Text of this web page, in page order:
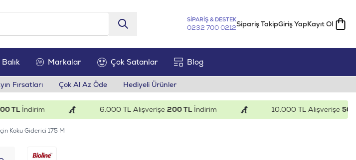
SİPARİŞ & DESTEK
0232 700 0212Sipariş TakipGiriş YapKayıt Ol
Balık Markalar Çok Satanlar Blog
Fırsatları Çok Al Az Öde Hediyeli Ürünler
İndirim 6.000 TL Alışverişe200 TLİndirim 10.000 TL Alışverişe500 TL
Koku Giderici 175 M